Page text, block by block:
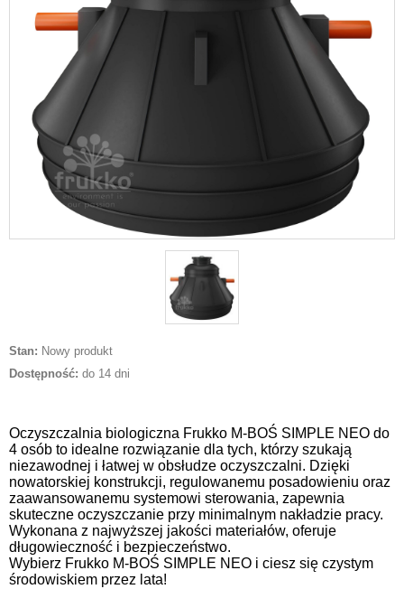
Stan: Nowy produkt
Dostępność: do 14 dni
Oczyszczalnia biologiczna Frukko M-BOŚ SIMPLE NEO do
4 osób to idealne rozwiązanie dla tych, którzy szukają
niezawodnej i łatwej w obsłudze oczyszczalni. Dzięki
nowatorskiej konstrukcji, regulowanemu posadowieniu oraz
zaawansowanemu systemowi sterowania, zapewnia
skuteczne oczyszczanie przy minimalnym nakładzie pracy.
Wykonana z najwyższej jakości materiałów, oferuje
długowieczność i bezpieczeństwo.
Wybierz Frukko M-BOŚ SIMPLE NEO i ciesz się czystym
środowiskiem przez lata!